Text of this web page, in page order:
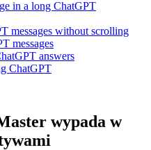
in a long ChatGPT
messages without scrolling
messages
answers
ChatGPT
wypada w